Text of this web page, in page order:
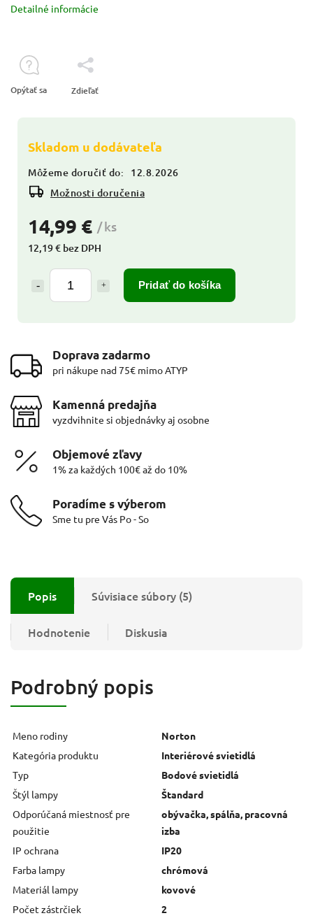
14,99 € / ks
12,19 € bez DPH
Pridať do košíka
Skladom u dodávateľa
Môžeme doručiť do:
12.8.2026
Možnosti doručenia
Detailné informácie
Opýtať sa Zdieľať
Doprava zadarmo
pri nákupe nad 75€ mimo ATYP
Kamenná predajňa
vyzdvihnite si objednávky aj osobne
Objemové zľavy
1% za každých 100€ až do 10%
Poradíme s výberom
Sme tu pre Vás Po - So
Popis Súvisiace súbory (5)
Hodnotenie Diskusia
Podrobný popis
Meno rodiny
Norton
Kategória produktu
Interiérové svietidlá
Typ
Bodové svietidlá
Štýl lampy
Štandard
Odporúčaná miestnosť pre
použitie
obývačka, spálňa, pracovná
izba
IP ochrana
IP20
Farba lampy
chrómová
Materiál lampy
kovové
Počet zástrčiek
2